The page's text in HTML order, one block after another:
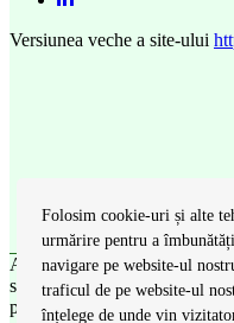
Folosim cookie-uri și alte
urmărire pentru a
navigare pe website-ul
traficul de pe website-ul
înțelege de unde vin
Versiunea veche a site-ului
Acest Web site a fost
solidaritate” cu susținerea
pace și asistență umanitară.